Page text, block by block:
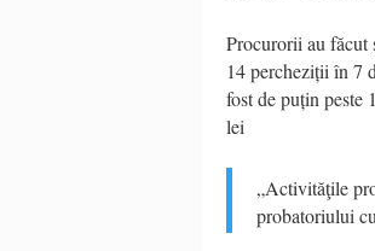
Procurorii au făcut
14 percheziții în 7
fost de puțin peste
lei
„Activităţile
probatoriului